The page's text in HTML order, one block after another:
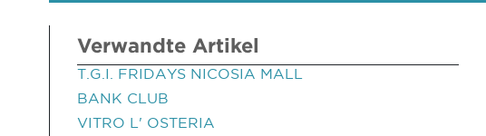
Verwandte Artikel
T.G.I. FRIDAYS NICOSIA MALL
BANK CLUB
VITRO L' OSTERIA